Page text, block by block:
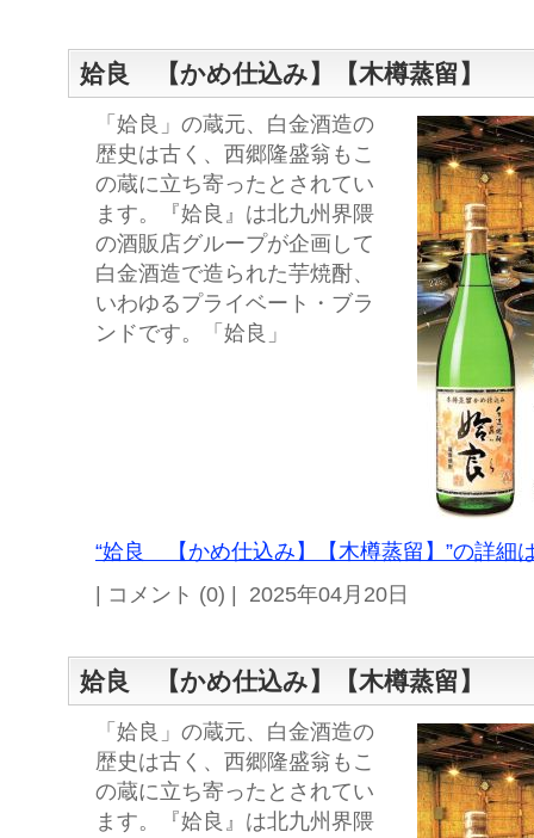
姶良 【かめ仕込み】【木樽蒸留】
「姶良」の蔵元、白金酒造の
歴史は古く、西郷隆盛翁もこ
の蔵に立ち寄ったとされてい
ます。『姶良』は北九州界隈
の酒販店グループが企画して
白金酒造で造られた芋焼酎、
いわゆるプライベート・ブラ
ンドです。「姶良」
“姶良 【かめ仕込み】【木樽蒸留】”の詳細
| コメント (0) | 2025年04月20日
姶良 【かめ仕込み】【木樽蒸留】
「姶良」の蔵元、白金酒造の
歴史は古く、西郷隆盛翁もこ
の蔵に立ち寄ったとされてい
ます。『姶良』は北九州界隈